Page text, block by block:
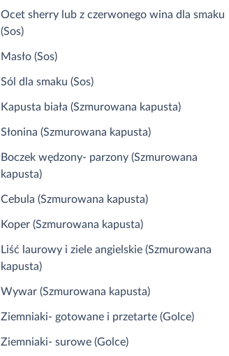
Ocet sherry lub z czerwonego wina dla smaku
(Sos)
Masło (Sos)
Sól dla smaku (Sos)
Kapusta biała (Szmurowana kapusta)
Słonina (Szmurowana kapusta)
Boczek wędzony- parzony (Szmurowana
kapusta)
Cebula (Szmurowana kapusta)
Koper (Szmurowana kapusta)
Liść laurowy i ziele angielskie (Szmurowana
kapusta)
Wywar (Szmurowana kapusta)
Ziemniaki- gotowane i przetarte (Golce)
Ziemniaki- surowe (Golce)